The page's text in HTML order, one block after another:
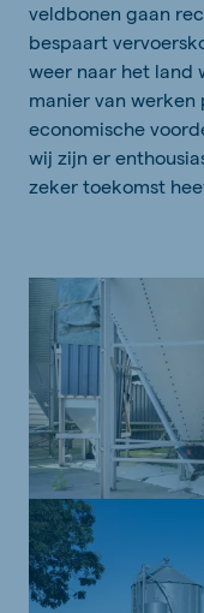
veldbonen gaan
bespaart
weer naar het land
manier van
economische
wij zijn er
zeker toekomst